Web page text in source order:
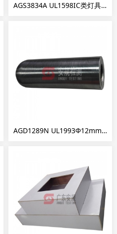
AGS3834A UL1598IC类灯具温升测试木箱
AGD1289N UL1993Φ12mm半球推力探棒